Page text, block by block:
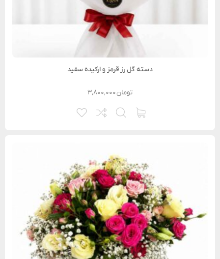
دسته گل رز قرمز و ارکیده سفید
۳,۸۰۰,۰۰۰تومان